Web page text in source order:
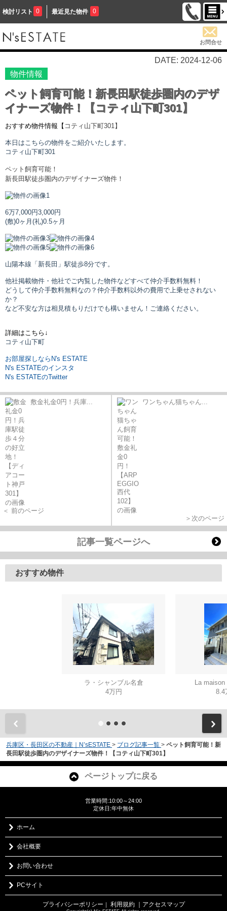
検討リスト 0 最近見た物件 0
お問合せ
DATE: 2024-12-06
物件情報
ペット飼育可能！新長田駅徒歩圏内のデザ
イナーズ物件！【コティ山下町301】
おすすめ物件情報【 コティ山下町301】
本日はこちらの物件をご紹介いたします。
コティ山下町301
ペット飼育可能！
新長田駅徒歩圏内のデザイナーズ物件！
6万7,000円3,000円
(敷)0ヶ月 (礼)0.5ヶ月
山陽本線「新長田」駅徒歩8分です。
他社掲載物件・他社でご内覧した物件などすべて仲介手数料無料！
どうして仲介手数料無料なの？仲介手数料以外の費用で上乗せされない
か？
など不安な方は相見積もりだけでも構いません！ご連絡ください。
詳細はこちら↓
コティ山下町
お部屋探しならN's ESTATE
N's ESTATEのインスタ
N's ESTATEのTwitter
敷金礼金0円！兵庫...
＜ 前のページ
ワンちゃん猫ちゃん...
＞次のページ
記事一覧ページへ
おすすめ物件
ラ・シャンブル名倉
4万円
La maison
8.4
兵庫区・長田区の不動産｜N’sESTATE > ブログ記事一覧 > ペット飼育可能！新
長田駅徒歩圏内のデザイナーズ物件！【コティ山下町301】
ページトップに戻る
営業時間:10:00～24:00
定休日:年中無休
ホーム
会社概要
お問い合わせ
PCサイト
プライバシーポリシー ｜ 利用規約 ｜アクセスマップ